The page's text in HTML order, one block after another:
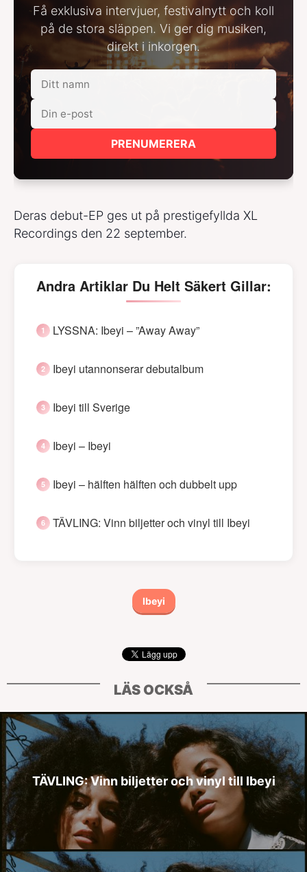
Få exklusiva intervjuer, festivalnytt och koll
på de stora släppen. Vi ger dig musiken,
direkt i inkorgen.
PRENUMERERA
Deras debut-EP ges ut på prestigefyllda XL
Recordings den 22 september.
Andra Artiklar Du Helt Säkert Gillar:
LYSSNA: Ibeyi – ”Away Away”
Ibeyi utannonserar debutalbum
Ibeyi till Sverige
Ibeyi – Ibeyi
Ibeyi – hälften hälften och dubbelt upp
TÄVLING: Vinn biljetter och vinyl till Ibeyi
Ibeyi
LÄS OCKSÅ
TÄVLING: Vinn biljetter och vinyl till Ibeyi